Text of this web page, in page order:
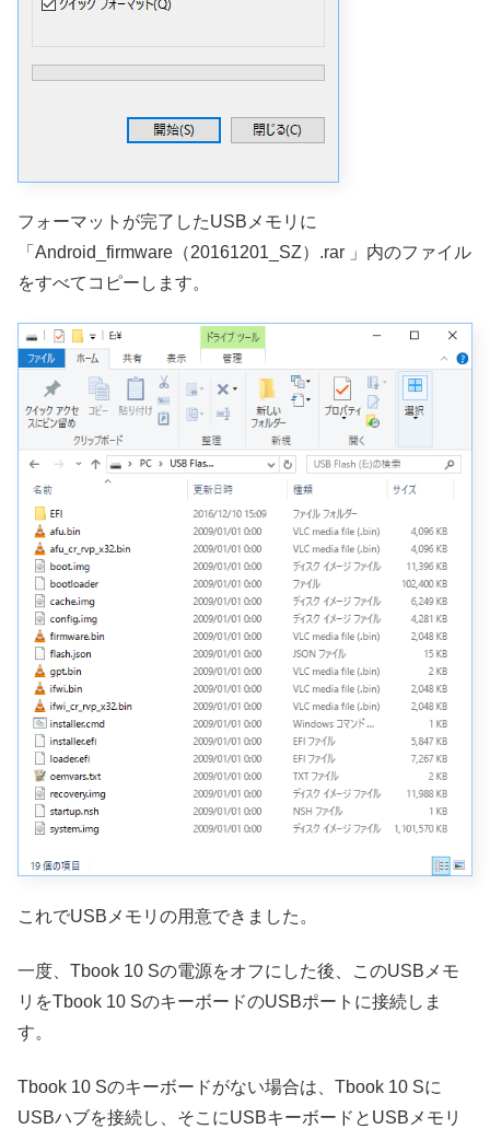
フォーマットが完了したUSBメモリに
「Android_firmware（20161201_SZ）.rar 」内のファイル
をすべてコピーします。
これでUSBメモリの用意できました。
一度、Tbook 10 Sの電源をオフにした後、このUSBメモ
リをTbook 10 SのキーボードのUSBポートに接続しま
す。
Tbook 10 Sのキーボードがない場合は、Tbook 10 Sに
USBハブを接続し、そこにUSBキーボードとUSBメモリ